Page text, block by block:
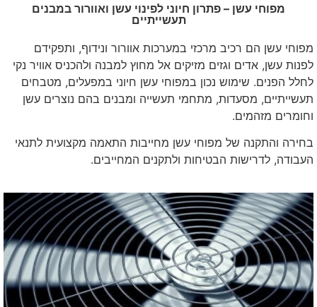
מפוחי עשן – פתרון חיוני לפינוי עשן ואוורור במבנים
תעשייתיים
מפוחי עשן הם רכיב מרכזי במערכות אוורור ונידוף, ותפקידם
לפנות עשן, אדים וגזים מזיקים אל מחוץ למבנה ולהכניס אוויר נקי
לחלל הפנים. שימוש נכון במפוחי עשן חיוני במפעלים, מטבחים
תעשייתיים, מסעדות, מתחמי תעשייה ומבנים בהם נוצרים עשן
וחומרים מזהמים.
בחירה והתקנה של מפוחי עשן מחייבות התאמה מקצועית לתנאי
העבודה, לדרישות הבטיחות ולתקנים המחייבים.